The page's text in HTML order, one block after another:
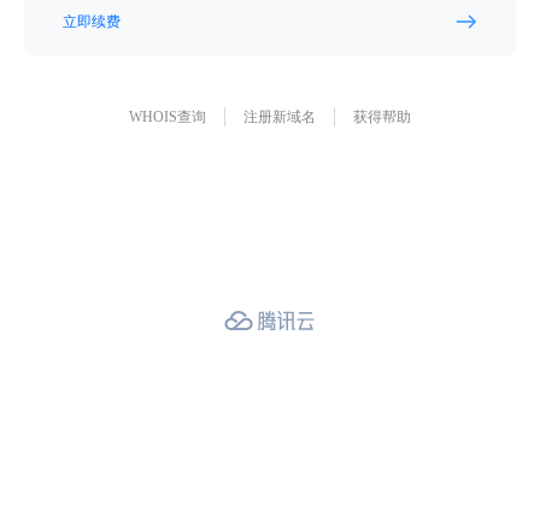
立即续费
WHOIS查询 注册新域名 获得帮助